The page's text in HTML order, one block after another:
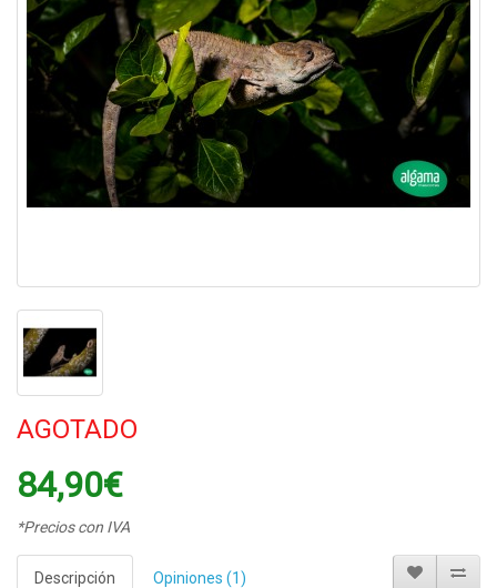
AGOTADO
84,90€
*Precios con IVA
Descripción Opiniones (1)